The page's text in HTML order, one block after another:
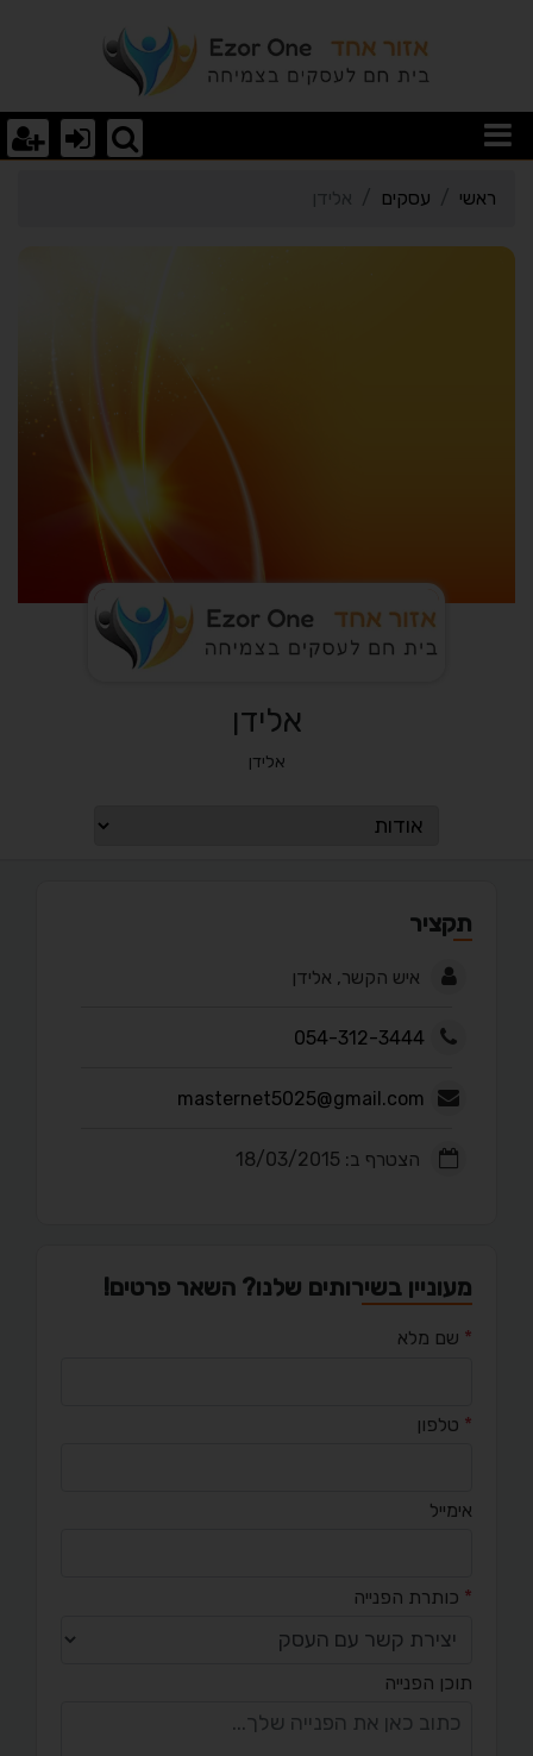
פרטי כרטיס העסק אלידן
ראשי עסקים אלידן
אלידן
אלידן
תקציר
איש הקשר, אלידן
054-312-3444
masternet5025@gmail.com
הצטרף ב: 18/03/2015
מעוניין בשירותים שלנו? השאר פרטים!
* שם מלא
* טלפון
אימייל
* כותרת הפנייה
תוכן הפנייה